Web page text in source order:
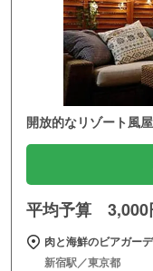
開放的なリゾート風
平均予算 3,000
肉と海鮮のビアガー
新宿駅／東京都